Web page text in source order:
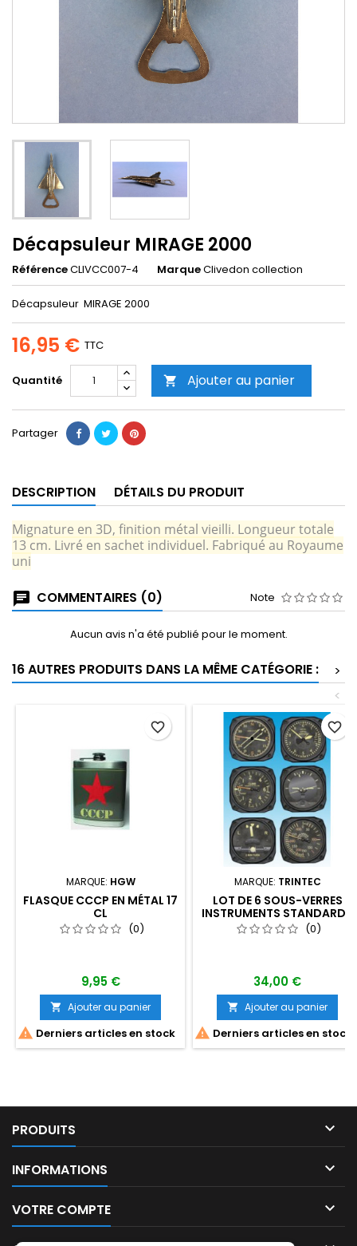
Décapsuleur MIRAGE 2000
RéférenceCLIVCC007-4 MarqueClivedon collection
Décapsuleur MIRAGE 2000
16,95 € TTC
Quantité  Ajouter au panier
Partager
DESCRIPTION DÉTAILS DU PRODUIT
Mignature en 3D, finition métal vieilli. Longueur totale
13 cm. Livré en sachet individuel. Fabriqué au Royaume
uni
COMMENTAIRES (0) Note
Aucun avis n'a été publié pour le moment.
16 AUTRES PRODUITS DANS LA MÊME CATÉGORIE :
>
<
MARQUE: HGW
FLASQUE CCCP EN MÉTAL 17
CL
(0)
9,95 €
 Ajouter au panier
 Derniers articles en stock
favorite_border
MARQUE: TRINTEC
LOT DE 6 SOUS-VERRES
INSTRUMENTS STANDARDS
"VINTAGE"(0)
34,00 €
 Ajouter au panier
 Derniers articles en stock
favorite_border
PRODUITS 
INFORMATIONS 
VOTRE COMPTE 